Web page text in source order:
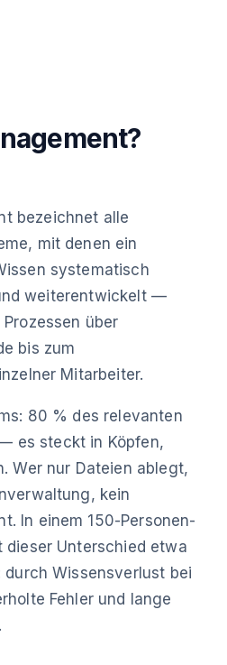
bezeichnet alle
mit denen ein
systematisch
weiterentwickelt —
über
bis zum
Mitarbeiter.
80 % des relevanten
es steckt in Köpfen,
Wer nur Dateien ablegt,
kein
In einem 150-Personen-
dieser Unterschied etwa
Wissensverlust bei
Fehler und lange